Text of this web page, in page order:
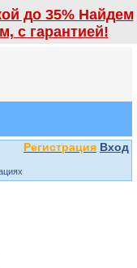
до 35% Найдем
с гарантией!
Регистрация Вход